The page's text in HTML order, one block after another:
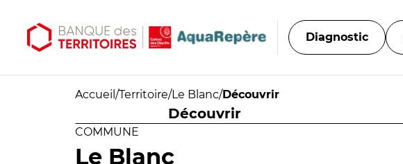
Diagnostic
Accueil /Territoire/Le Blanc/Découvrir
Découvrir
COMMUNE
Le Blanc